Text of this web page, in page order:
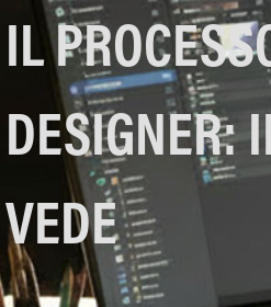
IL
DESIGNER:
VEDE